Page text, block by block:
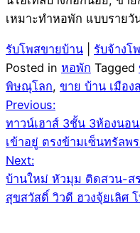
เหมาะทำหอพัก แบบรายวั
รับโพสขายบ้าน
รับจ้างโ
Posted in หอพัก Tagged
พิษณุโลก, ขาย บ้าน เมือง
Post
Previous:
ทาวน์เฮาส์ 3ชั้น 3ห้องนอ
เข้าอยู่ ตรงข้ามเซ็นทรัลพ
Next:
บ้านใหม่ หัวมุม ติดสวน-ส
สุขสวัสดิ์ วิวดี ฮวงจุ้ยเลิศ